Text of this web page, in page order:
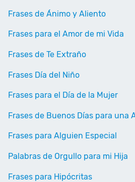
Frases de Ánimo y Aliento
Frases para el Amor de mi Vida
Frases de Te Extraño
Frases Día del Niño
Frases para el Día de la Mujer
Frases de Buenos Días para una
Frases para Alguien Especial
Palabras de Orgullo para mi Hija
Frases para Hipócritas